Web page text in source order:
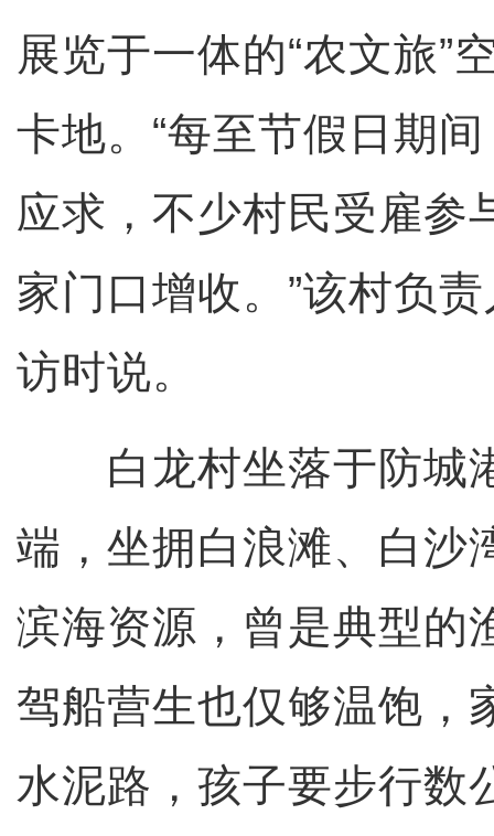
展览于一体的“农文旅”
卡地。“每至节假日期
应求，不少村民受雇参
家门口增收。”该村负
访时说。
白龙村坐落于防城
端，坐拥白浪滩、白沙
滨海资源，曾是典型的
驾船营生也仅够温饱，
水泥路，孩子要步行数